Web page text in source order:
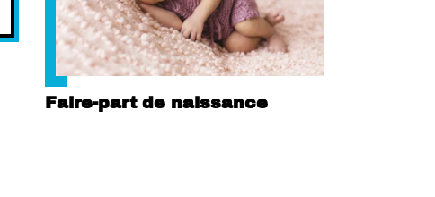
Faire-part de naissance